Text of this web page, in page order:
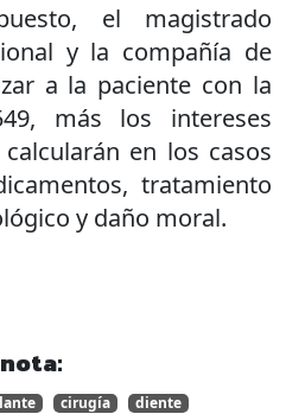
el magistrado
y la compañía de
a la paciente con la
más los intereses
en los casos
tratamiento
y daño moral.
cirugía diente